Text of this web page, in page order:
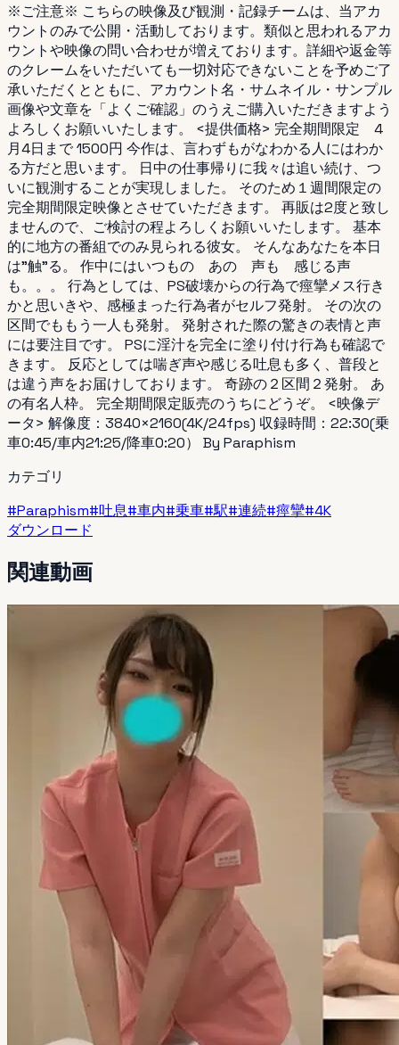
※ご注意※ こちらの映像及び観測・記録チームは、当アカ
ウントのみで公開・活動しております。類似と思われるアカ
ウントや映像の問い合わせが増えております。詳細や返金等
のクレームをいただいても一切対応できないことを予めご了
承いただくとともに、アカウント名・サムネイル・サンプル
画像や文章を「よくご確認」のうえご購入いただきますよう
よろしくお願いいたします。 <提供価格> 完全期間限定 4
月4日まで 1500円 今作は、言わずもがなわかる人にはわか
る方だと思います。 日中の仕事帰りに我々は追い続け、つ
いに観測することが実現しました。 そのため１週間限定の
完全期間限定映像とさせていただきます。 再販は2度と致し
ませんので、ご検討の程よろしくお願いいたします。 基本
的に地方の番組でのみ見られる彼女。 そんなあなたを本日
は”触”る。 作中にはいつもの あの 声も 感じる声
も。。。 行為としては、PS破壊からの行為で痙攣メス行き
かと思いきや、感極まった行為者がセルフ発射。 その次の
区間でももう一人も発射。 発射された際の驚きの表情と声
には要注目です。 PSに淫汁を完全に塗り付け行為も確認で
きます。 反応としては喘ぎ声や感じる吐息も多く、普段と
は違う声をお届けしております。 奇跡の２区間２発射。 あ
の有名人枠。 完全期間限定販売のうちにどうぞ。 <映像デ
ータ> 解像度：3840×2160(4K/24fps) 収録時間：22:30(乗
車0:45/車内21:25/降車0:20） By Paraphism
カテゴリ
#Paraphism#吐息#車内#乗車#駅#連続#痙攣#4K
ダウンロード
関連動画